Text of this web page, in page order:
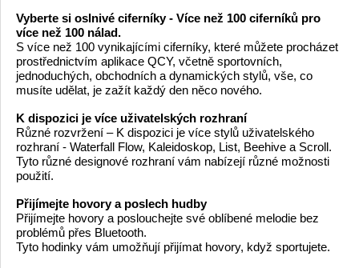
Vyberte si oslnivé ciferníky - Více než 100 ciferníků pro
více než 100 nálad.
S více než 100 vynikajícími ciferníky, které můžete procházet
prostřednictvím aplikace QCY, včetně sportovních,
jednoduchých, obchodních a dynamických stylů, vše, co
musíte udělat, je zažít každý den něco nového.
K dispozici je více uživatelských rozhraní
Různé rozvržení – K dispozici je více stylů uživatelského
rozhraní - Waterfall Flow, Kaleidoskop, List, Beehive a Scroll.
Tyto různé designové rozhraní vám nabízejí různé možnosti
použití.
Přijímejte hovory a poslech hudby
Přijímejte hovory a poslouchejte své oblíbené melodie bez
problémů přes Bluetooth.
Tyto hodinky vám umožňují přijímat hovory, když sportujete.